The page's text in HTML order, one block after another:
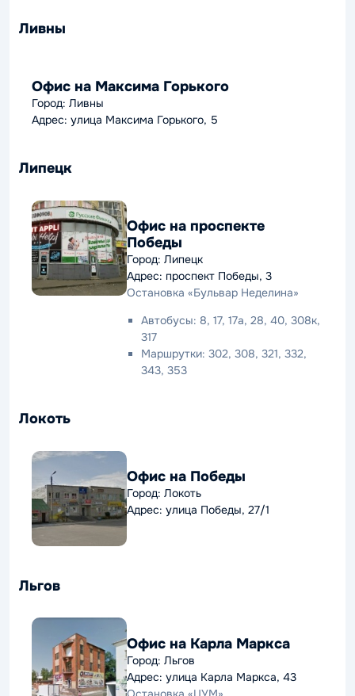
Ливны
Офис на Максима Горького
Город: Ливны
Адрес: улица Максима Горького, 5
Липецк
Офис на проспекте
Победы
Город: Липецк
Адрес: проспект Победы, 3
Остановка «Бульвар Неделина»
Автобусы: 8, 17, 17а, 28, 40, 308к,
317
Маршрутки: 302, 308, 321, 332,
343, 353
Локоть
Офис на Победы
Город: Локоть
Адрес: улица Победы, 27/1
Льгов
Офис на Карла Маркса
Город: Льгов
Адрес: улица Карла Маркса, 43